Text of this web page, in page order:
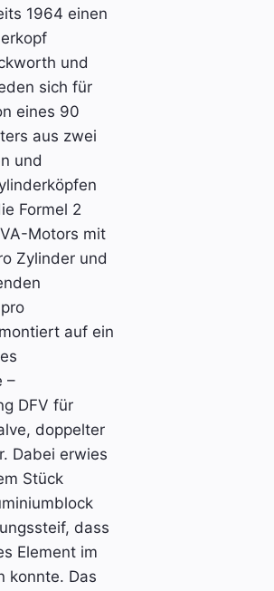
1964 einen
und
sich für
eines 90
aus zwei
und
Formel 2
Motors mit
Zylinder und
auf ein
–
DFV für
doppelter
Dabei erwies
Stück
dass
Element im
konnte. Das